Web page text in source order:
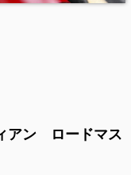
アン ロードマス